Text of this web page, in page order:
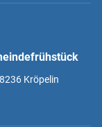
Kröpelin